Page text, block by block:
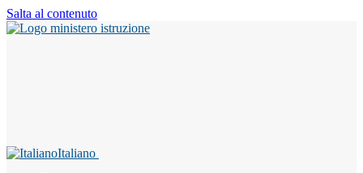
Salta al contenuto
Italiano